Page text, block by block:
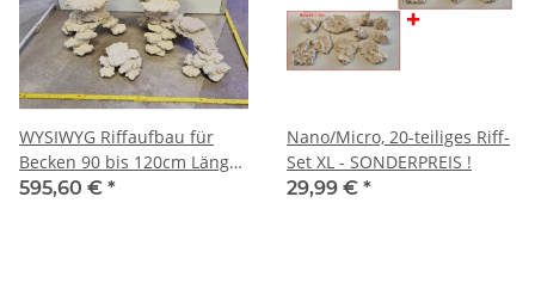
WYSIWYG Riffaufbau für
Becken 90 bis 120cm Länge
und 50 bis 70cm Breite
595,60 € *
Nano/Micro, 20-teiliges Riff-
Set XL - SONDERPREIS !
29,99 € *